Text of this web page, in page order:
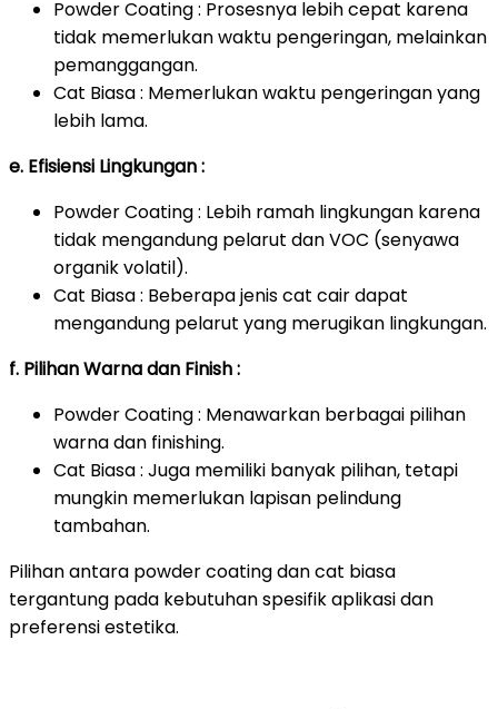
Powder Coating : Prosesnya lebih cepat karena
tidak memerlukan waktu pengeringan, melainkan
pemanggangan.
Cat Biasa : Memerlukan waktu pengeringan yang
lebih lama.
e. Efisiensi Lingkungan :
Powder Coating : Lebih ramah lingkungan karena
tidak mengandung pelarut dan VOC (senyawa
organik volatil).
Cat Biasa : Beberapa jenis cat cair dapat
mengandung pelarut yang merugikan lingkungan.
f. Pilihan Warna dan Finish :
Powder Coating : Menawarkan berbagai pilihan
warna dan finishing.
Cat Biasa : Juga memiliki banyak pilihan, tetapi
mungkin memerlukan lapisan pelindung
tambahan.
Pilihan antara powder coating dan cat biasa
tergantung pada kebutuhan spesifik aplikasi dan
preferensi estetika.